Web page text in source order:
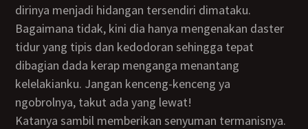
dirinya menjadi hidangan tersendiri dimataku.
Bagaimana tidak, kini dia hanya mengenakan daster
tidur yang tipis dan kedodoran sehingga tepat
dibagian dada kerap menganga menantang
kelelakianku. Jangan kenceng-kenceng ya
ngobrolnya, takut ada yang lewat!
Katanya sambil memberikan senyuman termanisnya.